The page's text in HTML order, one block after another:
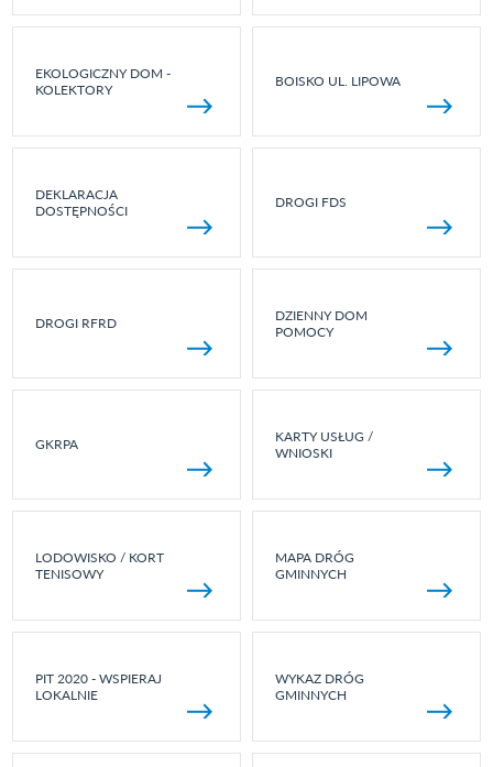
EKOLOGICZNY DOM -
KOLEKTORY
BOISKO UL. LIPOWA
DEKLARACJA
DOSTĘPNOŚCI
DROGI FDS
DROGI RFRD
DZIENNY DOM
POMOCY
GKRPA
KARTY USŁUG /
WNIOSKI
LODOWISKO / KORT
TENISOWY
MAPA DRÓG
GMINNYCH
PIT 2020 - WSPIERAJ
LOKALNIE
WYKAZ DRÓG
GMINNYCH